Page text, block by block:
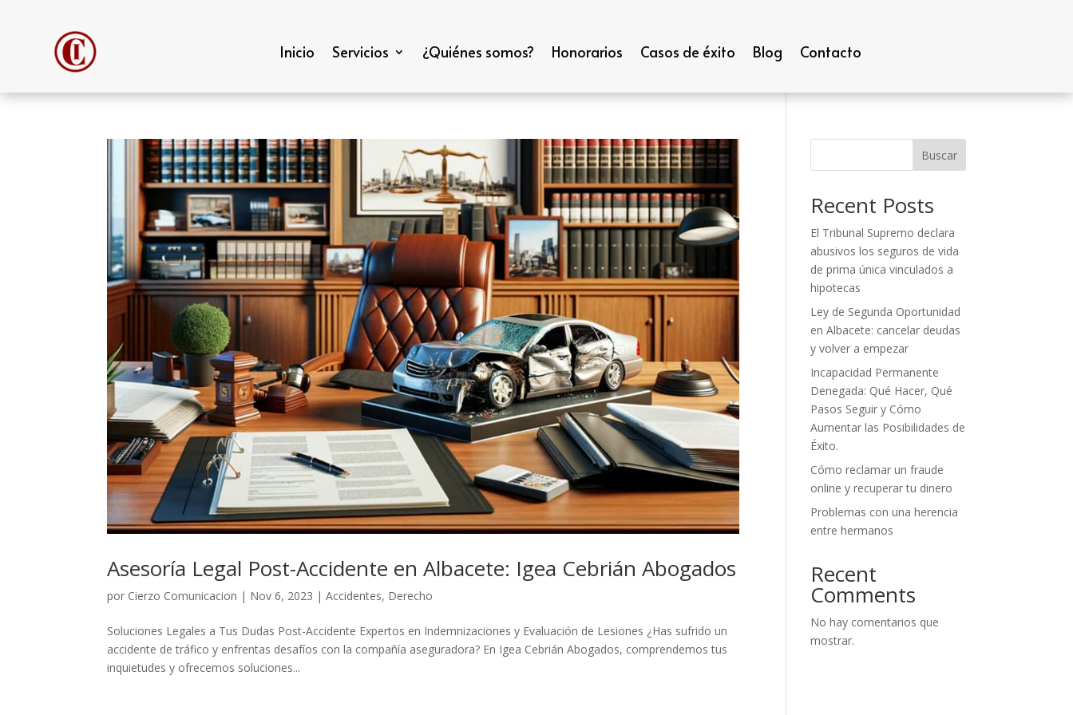
Inicio Servicios ¿Quiénes somos? Honorarios Casos de éxito Blog Contacto
Asesoría Legal Post-Accidente en Albacete: Igea Cebrián Abogados
por Cierzo Comunicacion | Nov 6, 2023 |Accidentes, Derecho
Soluciones Legales a Tus Dudas Post-Accidente Expertos en Indemnizaciones y Evaluación de Lesiones ¿Has sufrido un
accidente de tráfico y enfrentas desafíos con la compañía aseguradora? En Igea Cebrián Abogados, comprendemos tus
inquietudes y ofrecemos soluciones...
Buscar
Recent Posts
El Tribunal Supremo declara
abusivos los seguros de vida
de prima única vinculados a
hipotecas
Ley de Segunda Oportunidad
en Albacete: cancelar deudas
y volver a empezar
Incapacidad Permanente
Denegada: Qué Hacer, Qué
Pasos Seguir y Cómo
Aumentar las Posibilidades de
Éxito.
Cómo reclamar un fraude
online y recuperar tu dinero
Problemas con una herencia
entre hermanos
Recent
Comments
No hay comentarios que
mostrar.